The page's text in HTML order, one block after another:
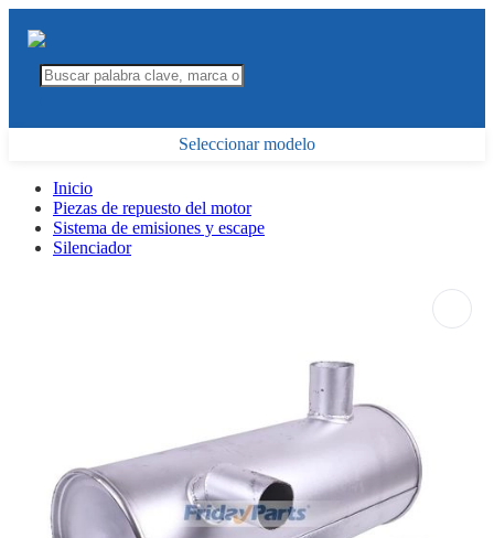
Seleccionar modelo
Inicio
Piezas de repuesto del motor
Sistema de emisiones y escape
Silenciador